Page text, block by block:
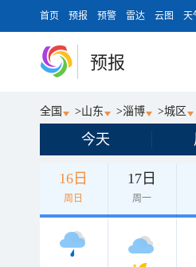
首页 预报 预警 雷达 云图 天
预报
全国 >山东 >淄博 >城区
今天
16日
周日
17日
周一